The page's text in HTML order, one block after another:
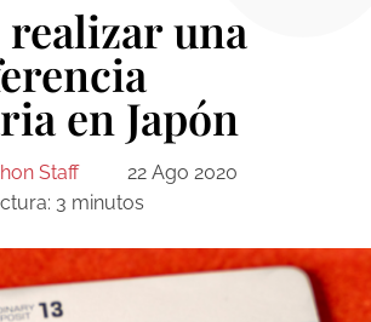
realizar una
en Japón
Staff
22 Ago 2020
3 minutos